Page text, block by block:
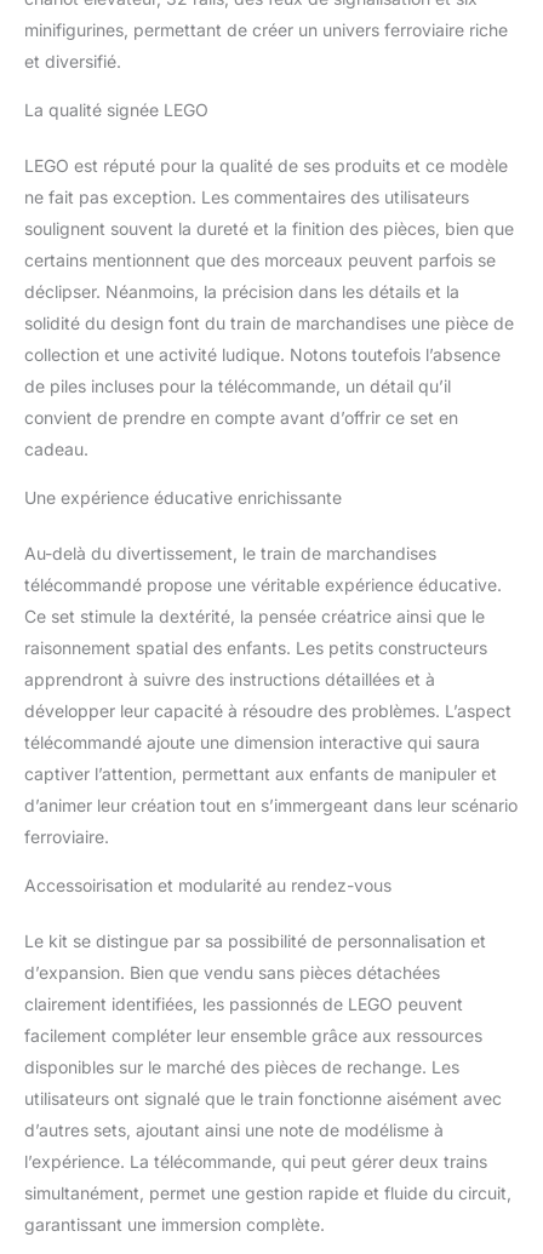
feux de signalisation,
ainsi qu’un rail de train
permettent de soulever
les rondins
FONCTIONNALITÉS -
Utilisez le levier de
l’aiguillage pour changer
la voie du train et charger
marchandises ; le set
inclut notamment une clé
à molette, 12 lingots d’or,
IDÉE DE CADEAU
GARÇON OU FILLE,
TRAINS - Voici un
superbe cadeau
d'anniversaire à offrir aux
enfants dès 6 ans qui
aiment les véhicules et
les jouets de
construction
minifigurines, permettant de créer un univers ferroviaire riche
et diversifié.
La qualité signée LEGO
LEGO est réputé pour la qualité de ses produits et ce modèle
ne fait pas exception. Les commentaires des utilisateurs
soulignent souvent la dureté et la finition des pièces, bien que
certains mentionnent que des morceaux peuvent parfois se
déclipser. Néanmoins, la précision dans les détails et la
solidité du design font du train de marchandises une pièce de
collection et une activité ludique. Notons toutefois l’absence
de piles incluses pour la télécommande, un détail qu’il
convient de prendre en compte avant d’offrir ce set en
cadeau.
Une expérience éducative enrichissante
Au-delà du divertissement, le train de marchandises
télécommandé propose une véritable expérience éducative.
Ce set stimule la dextérité, la pensée créatrice ainsi que le
raisonnement spatial des enfants. Les petits constructeurs
apprendront à suivre des instructions détaillées et à
développer leur capacité à résoudre des problèmes. L’aspect
télécommandé ajoute une dimension interactive qui saura
captiver l’attention, permettant aux enfants de manipuler et
d’animer leur création tout en s’immergeant dans leur scénario
ferroviaire.
Accessoirisation et modularité au rendez-vous
Le kit se distingue par sa possibilité de personnalisation et
d’expansion. Bien que vendu sans pièces détachées
clairement identifiées, les passionnés de LEGO peuvent
facilement compléter leur ensemble grâce aux ressources
disponibles sur le marché des pièces de rechange. Les
utilisateurs ont signalé que le train fonctionne aisément avec
d’autres sets, ajoutant ainsi une note de modélisme à
l’expérience. La télécommande, qui peut gérer deux trains
simultanément, permet une gestion rapide et fluide du circuit,
garantissant une immersion complète.